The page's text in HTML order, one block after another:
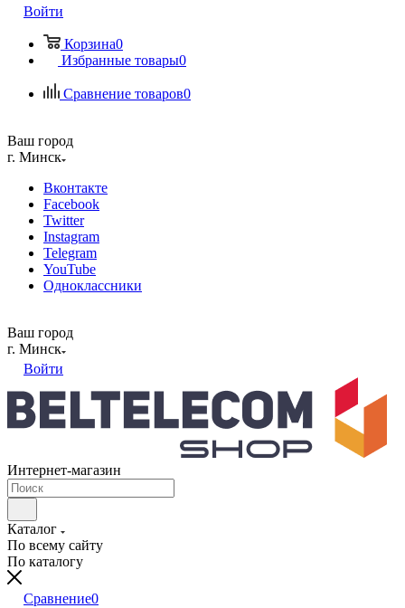
Войти
Корзина0
Избранные товары0
Сравнение товаров0
Ваш город
г. Минск
Вконтакте
Facebook
Twitter
Instagram
Telegram
YouTube
Одноклассники
Ваш город
г. Минск
Войти
Интернет-магазин
Каталог
По всему сайту
По каталогу
Сравнение0